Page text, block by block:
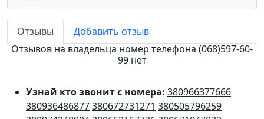
Отзывы
Добавить отзыв
Отзывов на владельца номер телефона (068)597-60-
99 нет
Узнай кто звонит с номера: 380966377666
380936486877380672731271 380505796259